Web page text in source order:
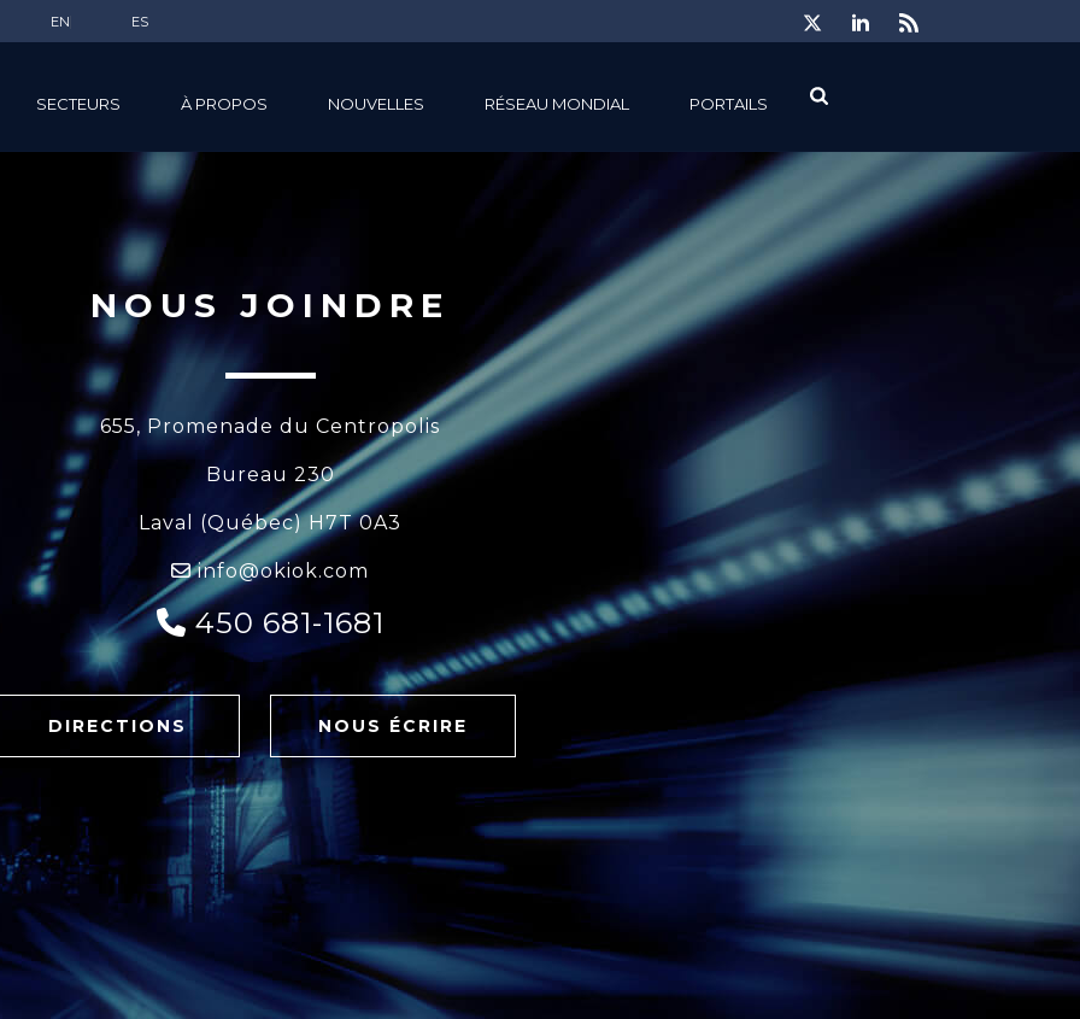
EN ES
SECTEURS À PROPOS NOUVELLES RÉSEAU MONDIAL PORTAILS
NOUS JOINDRE
655, Promenade du Centropolis
Bureau 230
Laval (Québec) H7T 0A3
info@okiok.com
450 681-1681
DIRECTIONS NOUS ÉCRIRE